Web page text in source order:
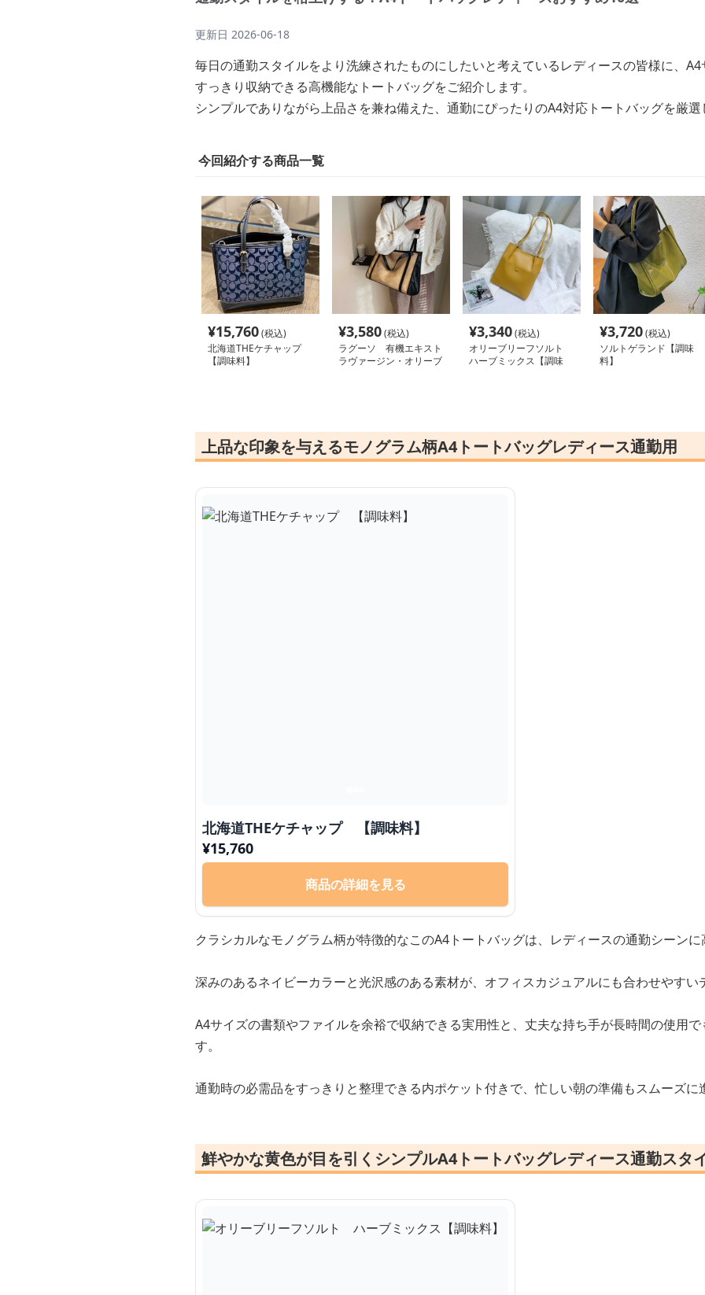
更新日 2026-06-18
毎日の通勤スタイルをより洗練されたものにしたいと考えているレディースの皆様に、
すっきり収納できる高機能なトートバッグをご紹介します。
シンプルでありながら上品さを兼ね備えた、通勤にぴったりのA4対応トートバッグを厳選
今回紹介する商品一覧
¥15,760(税込)
北海道THEケチャップ
【調味料】
¥3,580(税込)
ラグーソ 有機エキスト
ラヴァージン・オリーブ
¥3,340(税込)
オリーブリーフソルト
ハーブミックス【調味
¥3,720(税込)
ソルトゲランド【調味
料】
上品な印象を与えるモノグラム柄A4トートバッグレディース通勤用
北海道THEケチャップ 【調味料】
¥15,760
商品の詳細を見る
クラシカルなモノグラム柄が特徴的なこのA4トートバッグは、レディースの通勤シーンに
深みのあるネイビーカラーと光沢感のある素材が、オフィスカジュアルにも合わせやすい
A4サイズの書類やファイルを余裕で収納できる実用性と、丈夫な持ち手が長時間の使用で
す。
通勤時の必需品をすっきりと整理できる内ポケット付きで、忙しい朝の準備もスムーズに
鮮やかな黄色が目を引くシンプルA4トートバッグレディース通勤スタ